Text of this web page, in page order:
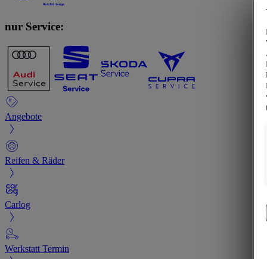
nur Service:
Angebote
Reifen & Räder
Carlog
Werkstatt Termin